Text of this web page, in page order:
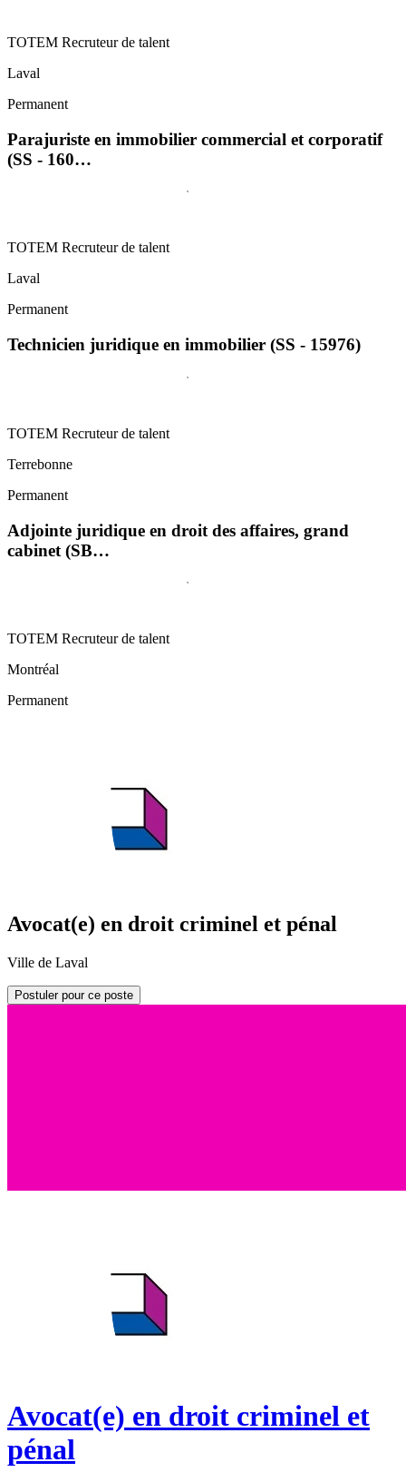
TOTEM Recruteur de talent
Laval
Permanent
Parajuriste en immobilier commercial et corporatif
(SS - 160…
TOTEM Recruteur de talent
Laval
Permanent
Technicien juridique en immobilier (SS - 15976)
TOTEM Recruteur de talent
Terrebonne
Permanent
Adjointe juridique en droit des affaires, grand
cabinet (SB…
TOTEM Recruteur de talent
Montréal
Permanent
Avocat(e) en droit criminel et pénal
Ville de Laval
Postuler pour ce poste
Avocat(e) en droit criminel et
pénal